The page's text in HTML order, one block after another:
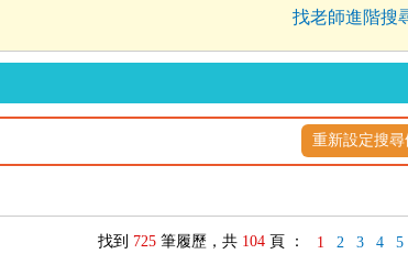
找老師進階搜
重新設定搜尋
找到 725 筆履歷，共 104 頁 ： 1 2 3 4 5